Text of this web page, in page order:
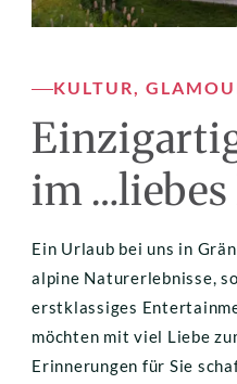
KULTUR,
im
Ein Urlaub bei uns in
alpine Naturerlebnisse,
erstklassiges
möchten mit viel Liebe
Erinnerungen für Sie